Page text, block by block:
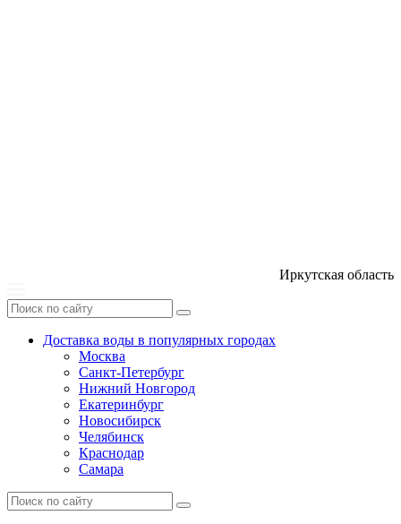
Иркутская область
Доставка воды в популярных городах
Москва
Санкт-Петербург
Нижний Новгород
Екатеринбург
Новосибирск
Челябинск
Краснодар
Самара